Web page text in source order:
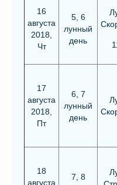
16
августа
2018,
Чт
5, 6
лунный
день
17
августа
2018,
Пт
6, 7
лунный
день
18
августа
7, 8